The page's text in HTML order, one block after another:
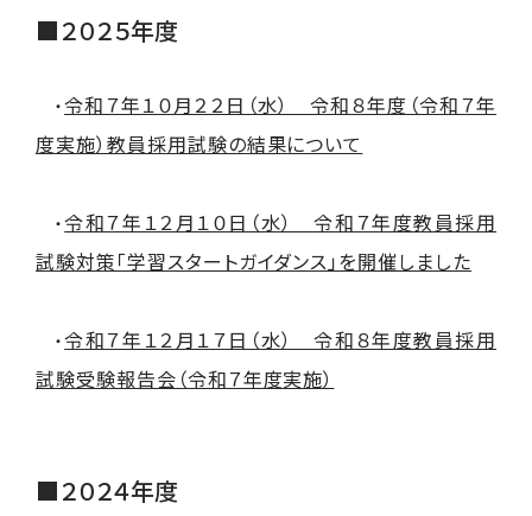
■２０２５年度
​ ・令和７年１０月２２日（水） 令和８年度（令和７年
度実施）教員採用試験の結果について
・令和７年１２月１０日（水） 令和７年度教員採用
試験対策「学習スタートガイダンス」を開催しました
・令和７年１２月１７日（水） 令和８年度教員採用
試験受験報告会（令和７年度実施）
■２０２４年度